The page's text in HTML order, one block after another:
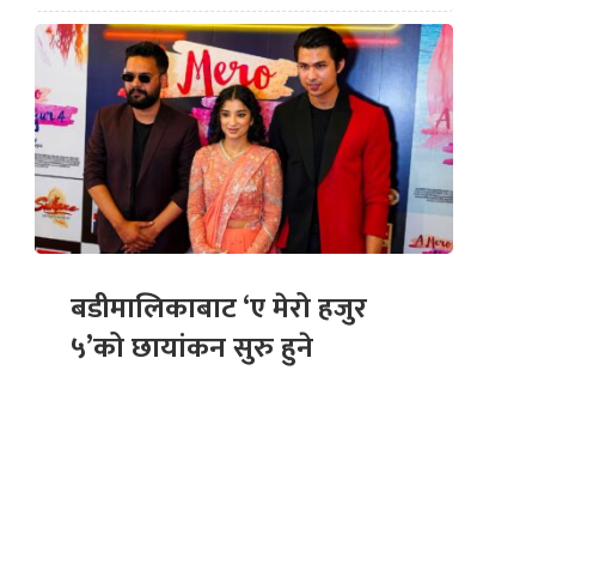
बडीमालिकाबाट ‘ए मेरो हजुर
५’को छायांकन सुरु हुने